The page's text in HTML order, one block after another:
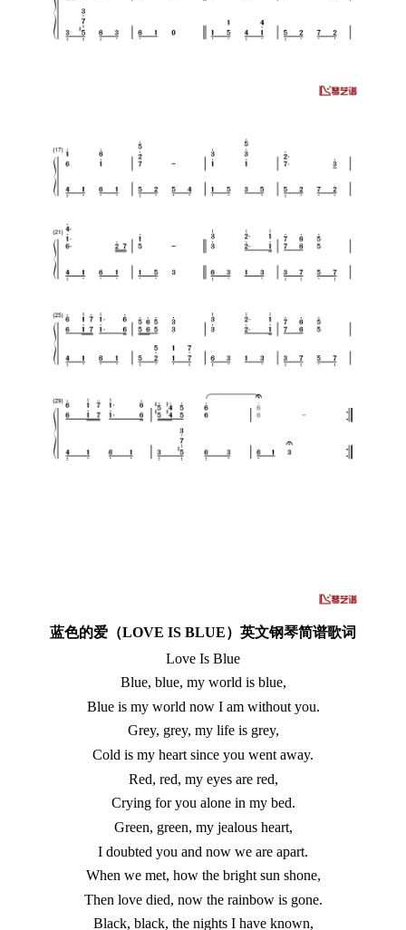
蓝色的爱（LOVE IS BLUE）英文钢琴简谱歌词
Love Is Blue
Blue, blue, my world is blue,
Blue is my world now I am without you.
Grey, grey, my life is grey,
Cold is my heart since you went away.
Red, red, my eyes are red,
Crying for you alone in my bed.
Green, green, my jealous heart,
I doubted you and now we are apart.
When we met, how the bright sun shone,
Then love died, now the rainbow is gone.
Black, black, the nights I have known,